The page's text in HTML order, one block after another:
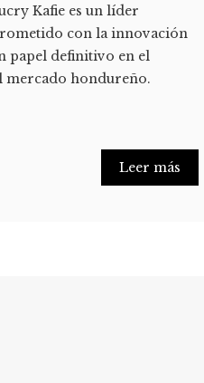
Kafie es un líder
con la innovación
papel definitivo en el
mercado hondureño.
Leer más